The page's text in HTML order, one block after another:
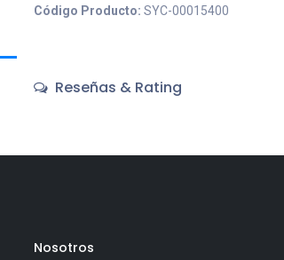
Código Producto: SYC-00015400
Reseñas & Rating
Nosotros